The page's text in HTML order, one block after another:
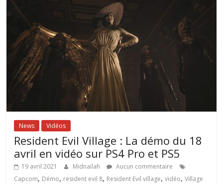
News Vidéos
Resident Evil Village : La démo du 18
avril en vidéo sur PS4 Pro et PS5
19 avril 2021 Midnailah
Aucun commentaire
Capcom, Démo, resident evil 8, Resident Evil village,vidéo,Village